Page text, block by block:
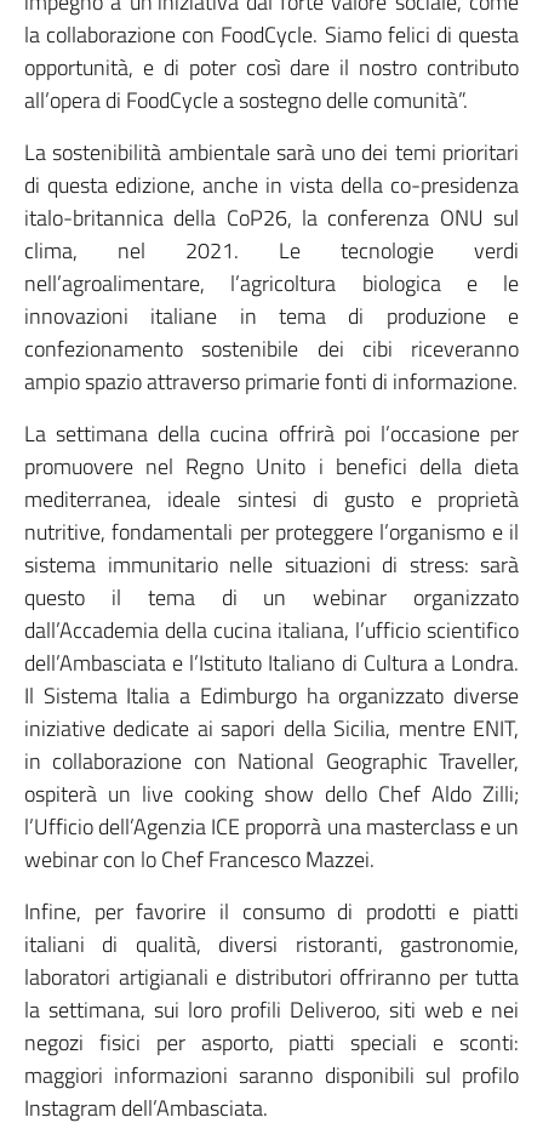
la collaborazione con FoodCycle. Siamo felici di questa
opportunità, e di poter così dare il nostro contributo
all’opera di FoodCycle a sostegno delle comunità”.
La sostenibilità ambientale sarà uno dei temi prioritari
di questa edizione, anche in vista della co-presidenza
italo-britannica della CoP26, la conferenza ONU sul
clima, nel 2021. Le tecnologie verdi
nell’agroalimentare, l’agricoltura biologica e le
innovazioni italiane in tema di produzione e
confezionamento sostenibile dei cibi riceveranno
ampio spazio attraverso primarie fonti di informazione.
La settimana della cucina offrirà poi l’occasione per
promuovere nel Regno Unito i benefici della dieta
mediterranea, ideale sintesi di gusto e proprietà
nutritive, fondamentali per proteggere l’organismo e il
sistema immunitario nelle situazioni di stress: sarà
questo il tema di un webinar organizzato
dall’Accademia della cucina italiana, l’ufficio scientifico
dell’Ambasciata e l’Istituto Italiano di Cultura a Londra.
Il Sistema Italia a Edimburgo ha organizzato diverse
iniziative dedicate ai sapori della Sicilia, mentre ENIT,
in collaborazione con National Geographic Traveller,
ospiterà un live cooking show dello Chef Aldo Zilli;
l’Ufficio dell’Agenzia ICE proporrà una masterclass e un
webinar con lo Chef Francesco Mazzei.
Infine, per favorire il consumo di prodotti e piatti
italiani di qualità, diversi ristoranti, gastronomie,
laboratori artigianali e distributori offriranno per tutta
la settimana, sui loro profili Deliveroo, siti web e nei
negozi fisici per asporto, piatti speciali e sconti:
maggiori informazioni saranno disponibili sul profilo
Instagram dell’Ambasciata.